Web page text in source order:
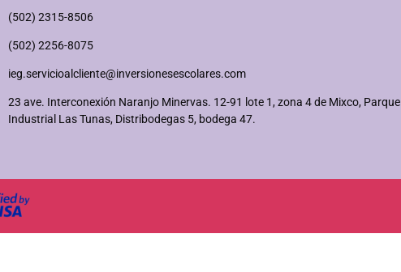
(502) 2315-8506
(502) 2256-8075
ieg.servicioalcliente@inversionesescolares.com
23 ave. Interconexión Naranjo Minervas. 12-91 lote 1, zona 4 de Mixco, Parque
Industrial Las Tunas, Distribodegas 5, bodega 47.